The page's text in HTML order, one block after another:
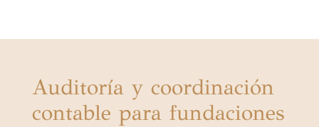
Auditoría y coordinación
contable para fundaciones